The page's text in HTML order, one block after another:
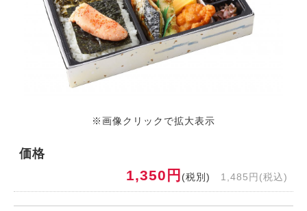
※画像クリックで拡大表示
価格
1,350円 (税別) 1,485円(税込)